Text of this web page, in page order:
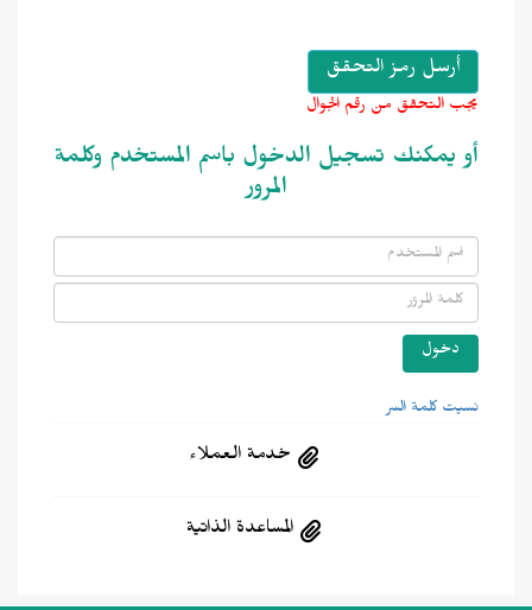
يجب التحقق من رقم الجوال
أو يمكنك تسجيل الدخول باسم المستخدم وكلمة
المرور
نسيت كلمة السر
خدمة العملاء
المساعدة الذاتية